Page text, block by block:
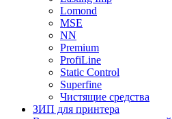
Lomond
MSE
NN
Premium
ProfiLine
Static Control
Superfine
Чистящие средства
ЗИП для принтера